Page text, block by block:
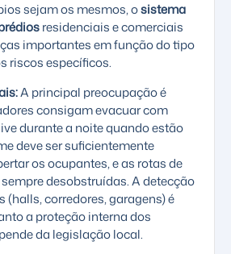
sejam os mesmos, osistema
residenciais e comerciais
importantes em função do tipo
riscos específicos.
A principal preocupação é
consigam evacuar com
durante a noite quando estão
deve ser suficientemente
os ocupantes, e as rotas de
desobstruídas. A detecção
(halls, corredores, garagens) é
a proteção interna dos
da legislação local.